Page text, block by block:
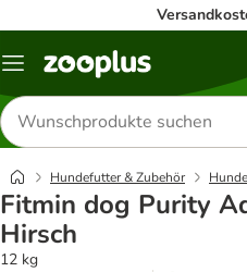
Menü
Produkte
suchen
Hundefutter & Zubehör
Fitmin dog Purity
Hirsch
12 kg